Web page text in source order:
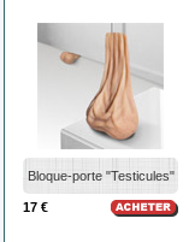
Bloque-porte "Testicules"
17 €